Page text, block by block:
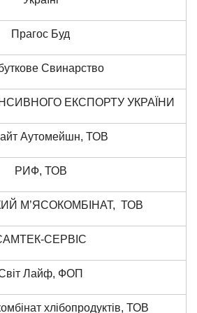
Прагос Буд
Свинарство
ЕКСПОРТУ УКРАЇНИ
Аутомейшн, ТОВ
РИФ, ТОВ
М’ЯСОКОМБІНАТ, ТОВ
СЕРВІС
Лайф, ФОП
хлібопродуктів, ТОВ